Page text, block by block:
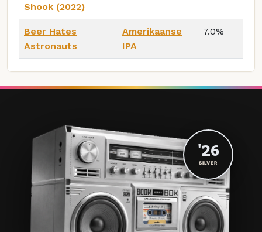
Shook (2022)
Beer Hates
Astronauts
Amerikaanse
IPA
7.0%
'26
SILVER